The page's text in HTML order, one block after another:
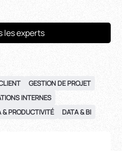
les experts
GESTION DE PROJET
INTERNES
& PRODUCTIVITÉ DATA & BI